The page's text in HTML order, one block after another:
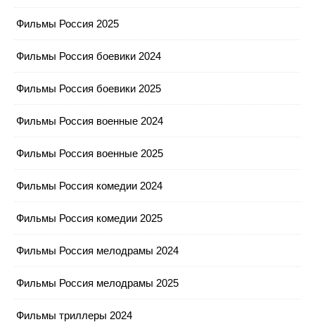
Фильмы Россия 2025
Фильмы Россия боевики 2024
Фильмы Россия боевики 2025
Фильмы Россия военные 2024
Фильмы Россия военные 2025
Фильмы Россия комедии 2024
Фильмы Россия комедии 2025
Фильмы Россия мелодрамы 2024
Фильмы Россия мелодрамы 2025
Фильмы триллеры 2024